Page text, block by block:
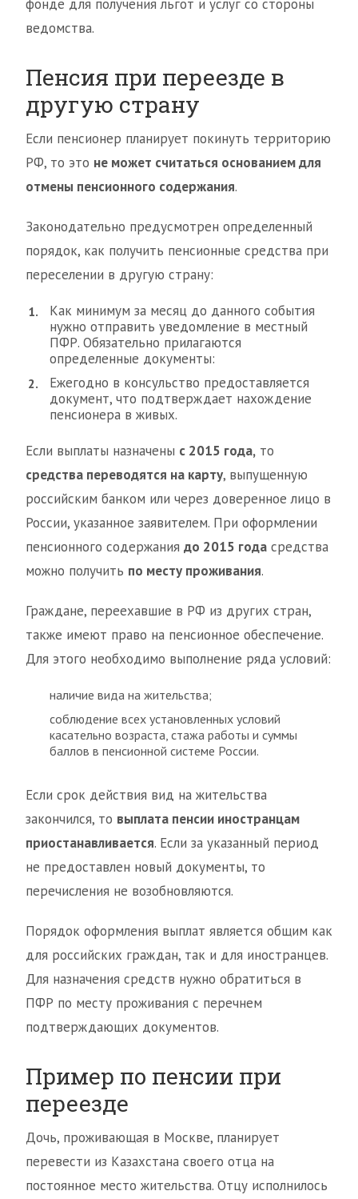
фонде для получения льгот и услуг со стороны
ведомства.
Пенсия при переезде в
другую страну
Если пенсионер планирует покинуть территорию
РФ, то это не может считаться основанием для
отмены пенсионного содержания.
Законодательно предусмотрен определенный
порядок, как получить пенсионные средства при
переселении в другую страну:
Как минимум за месяц до данного события
нужно отправить уведомление в местный
ПФР. Обязательно прилагаются
определенные документы:
Ежегодно в консульство предоставляется
документ, что подтверждает нахождение
пенсионера в живых.
Если выплаты назначены с 2015 года, то
средства переводятся на карту, выпущенную
российским банком или через доверенное лицо в
России, указанное заявителем. При оформлении
пенсионного содержания до 2015 года средства
можно получить по месту проживания.
Граждане, переехавшие в РФ из других стран,
также имеют право на пенсионное обеспечение.
Для этого необходимо выполнение ряда условий:
наличие вида на жительства;
соблюдение всех установленных условий
касательно возраста, стажа работы и суммы
баллов в пенсионной системе России.
Если срок действия вид на жительства
закончился, то выплата пенсии иностранцам
приостанавливается. Если за указанный период
не предоставлен новый документы, то
перечисления не возобновляются.
Порядок оформления выплат является общим как
для российских граждан, так и для иностранцев.
Для назначения средств нужно обратиться в
ПФР по месту проживания с перечнем
подтверждающих документов.
Пример по пенсии при
переезде
Дочь, проживающая в Москве, планирует
перевести из Казахстана своего отца на
постоянное место жительства. Отцу исполнилось